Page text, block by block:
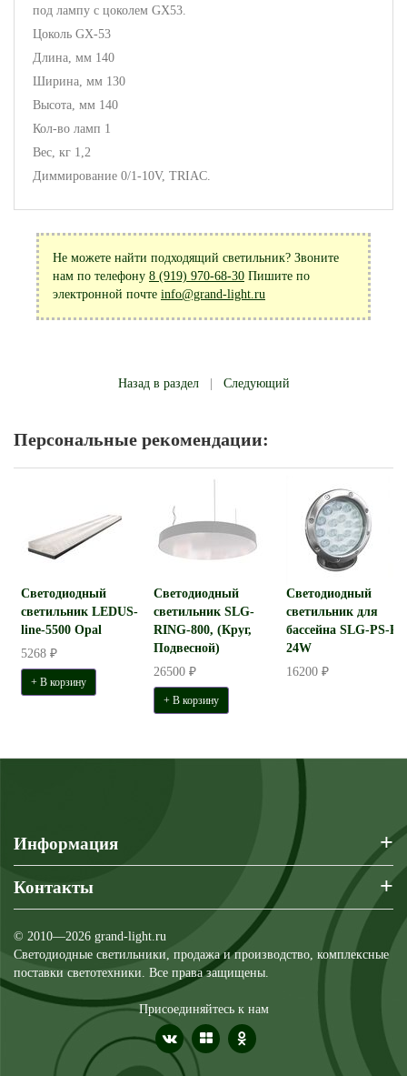
под лампу с цоколем GX53.
Цоколь GX-53
Длина, мм 140
Ширина, мм 130
Высота, мм 140
Кол-во ламп 1
Вес, кг 1,2
Диммирование 0/1-10V, TRIAC.
Не можете найти подходящий светильник? Звоните
нам по телефону 8 (919) 970-68-30 Пишите по
электронной почте info@grand-light.ru
Назад в раздел| Следующий
Персональные рекомендации:
Светодиодный
светильник LEDUS-
line-5500 Opal
5268 ₽
+ В корзину
Светодиодный
светильник SLG-
RING-800, (Круг,
Подвесной)
26500 ₽
+ В корзину
Светодиодный
светильник для
бассейна SLG-PS-R-
24W
16200 ₽
Информация +
Контакты +
© 2010—2026 grand-light.ru
Светодиодные светильники, продажа и производство, комплексные
поставки светотехники. Все права защищены.
Присоединяйтесь к нам